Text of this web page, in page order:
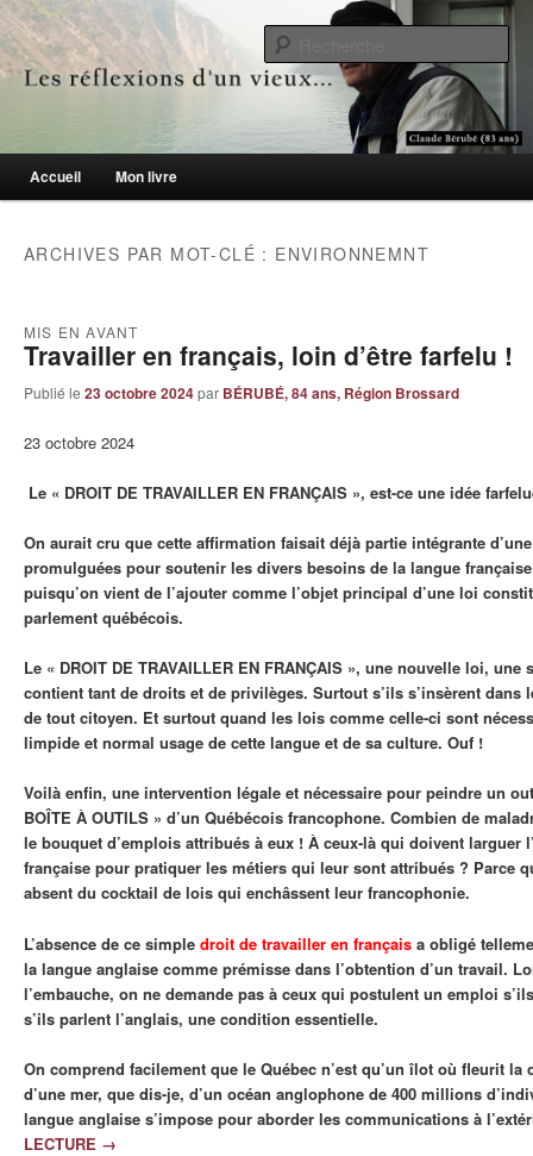
Les réflexions d'un vieux…
Le blogue des aînés de 65 ans et +
Menu principal
Aller au contenu principal
Aller au contenu secondaire
Accueil Mon livre
ARCHIVES PAR MOT-CLÉ : ENVIRONNEMNT
Travailler en français, loin d’être farfelu !
MIS EN AVANT
Publié le 23 octobre 2024par BÉRUBÉ, 84 ans, Région Brossard
23 octobre 2024
Le « DROIT DE TRAVAILLER EN FRANÇAIS », est-ce une idée
On aurait cru que cette affirmation faisait déjà partie intégrante
promulguées pour soutenir les divers besoins de la langue
puisqu’on vient de l’ajouter comme l’objet principal d’une loi
parlement québécois.
Le « DROIT DE TRAVAILLER EN FRANÇAIS », une nouvelle loi,
contient tant de droits et de privilèges. Surtout s’ils s’insèrent dans
de tout citoyen. Et surtout quand les lois comme celle-ci sont
limpide et normal usage de cette langue et de sa culture. Ouf !
Voilà enfin, une intervention légale et nécessaire pour peindre un
BOÎTE À OUTILS » d’un Québécois francophone. Combien de
le bouquet d’emplois attribués à eux ! À ceux-là qui doivent larguer
française pour pratiquer les métiers qui leur sont attribués ? Parce
absent du cocktail de lois qui enchâssent leur francophonie.
L’absence de ce simple droit de travailler en français a obligé
la langue anglaise comme prémisse dans l’obtention d’un travail.
l’embauche, on ne demande pas à ceux qui postulent un emploi
s’ils parlent l’anglais, une condition essentielle.
On comprend facilement que le Québec n’est qu’un îlot où fleurit
d’une mer, que dis-je, d’un océan anglophone de 400 millions
langue anglaise s’impose pour aborder les communications à
LECTURE →